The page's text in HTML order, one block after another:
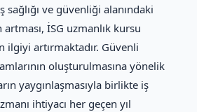
sağlığı ve güvenliği alanındaki
artması, İSG uzmanlık kursu
ilgiyi artırmaktadır. Güvenli
oluşturulmasına yönelik
yaygınlaşmasıyla birlikte iş
ihtiyacı her geçen yıl